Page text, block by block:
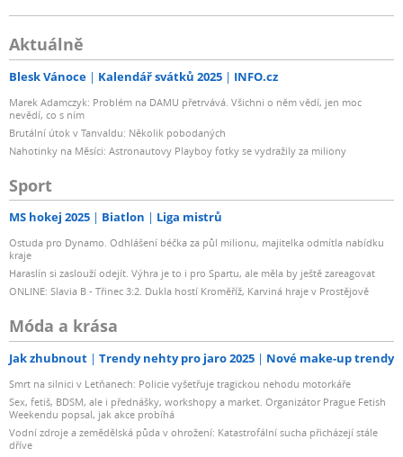
Aktuálně
Blesk Vánoce Kalendář svátků 2025 INFO.cz
Marek Adamczyk: Problém na DAMU přetrvává. Všichni o něm vědí, jen moc
nevědí, co s ním
Brutální útok v Tanvaldu: Několik pobodaných
Nahotinky na Měsíci: Astronautovy Playboy fotky se vydražily za miliony
Sport
MS hokej 2025 Biatlon Liga mistrů
Ostuda pro Dynamo. Odhlášení béčka za půl milionu, majitelka odmítla nabídku
kraje
Haraslín si zaslouží odejít. Výhra je to i pro Spartu, ale měla by ještě zareagovat
ONLINE: Slavia B - Třinec 3:2. Dukla hostí Kroměříž, Karviná hraje v Prostějově
Móda a krása
Jak zhubnout Trendy nehty pro jaro 2025 Nové make-up trendy
Smrt na silnici v Letňanech: Policie vyšetřuje tragickou nehodu motorkáře
Sex, fetiš, BDSM, ale i přednášky, workshopy a market. Organizátor Prague Fetish
Weekendu popsal, jak akce probíhá
Vodní zdroje a zemědělská půda v ohrožení: Katastrofální sucha přicházejí stále
dříve